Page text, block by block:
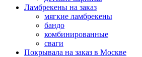
Ламбрекены на заказ
мягкие ламбрекены
бандо
комбинированные
сваги
Покрывала на заказ в Москве